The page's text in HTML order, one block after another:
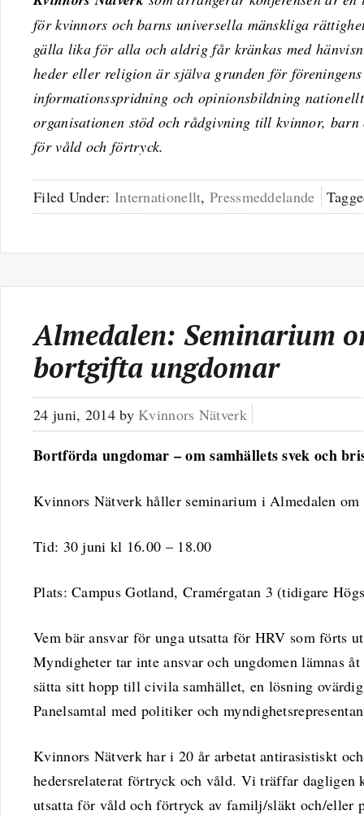
för kvinnors och barns universella mänskliga
gälla lika för alla och aldrig får kränkas med
heder eller religion är själva grunden för
informationsspridning och opinionsbildning
organisationen stöd och rådgivning till kvinnor,
för våld och förtryck.
Filed Under: Internationellt,Pressmeddelande
Almedalen: Seminarium
bortgifta ungdomar
24 juni, 2014by Kvinnors Nätverk
Bortförda ungdomar – om samhällets svek och
Kvinnors Nätverk håller seminarium i Almedalen
Tid: 30 juni kl 16.00 – 18.00
Plats: Campus Gotland, Cramérgatan 3 (tidigare
Vem bär ansvar för unga utsatta för HRV som förts
Myndigheter tar inte ansvar och ungdomen lämnas
sätta sitt hopp till civila samhället, en lösning
Panelsamtal med politiker och
Kvinnors Nätverk har i 20 år arbetat antirasistiskt
hedersrelaterat förtryck och våld. Vi träffar dagligen
utsatta för våld och förtryck av familj/släkt och/eller